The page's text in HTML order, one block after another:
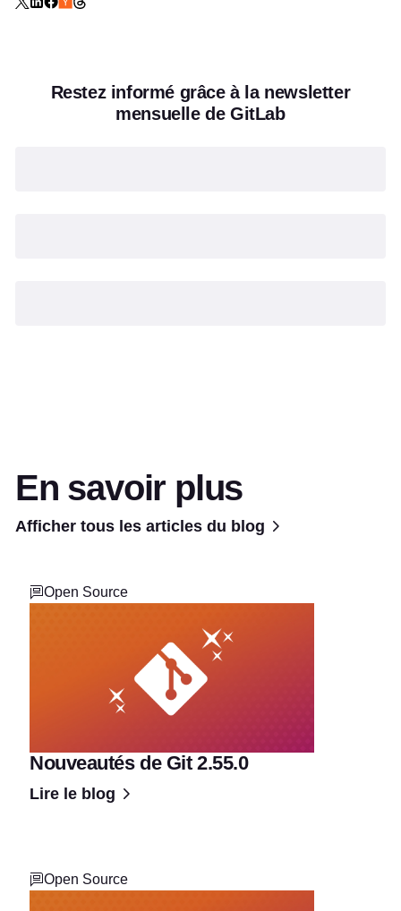
Restez informé grâce à la newsletter
mensuelle de GitLab
En savoir plus
Afficher tous les articles du blog
Open Source
Nouveautés de Git 2.55.0
Lire le blog
Open Source